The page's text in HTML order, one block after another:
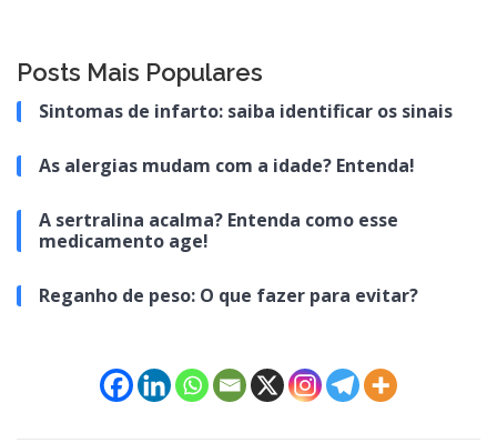
Posts Mais Populares
Sintomas de infarto: saiba identificar os sinais
As alergias mudam com a idade? Entenda!
A sertralina acalma? Entenda como esse
medicamento age!
Reganho de peso: O que fazer para evitar?